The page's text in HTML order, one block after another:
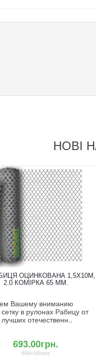
НОВІ
ОЦИНКОВАНА
2.0 КОМІРКА 65 ММ.
Вашему вниманию
в рулонах Рабицу от
отечественн..
693.00грн.
990.00грн.